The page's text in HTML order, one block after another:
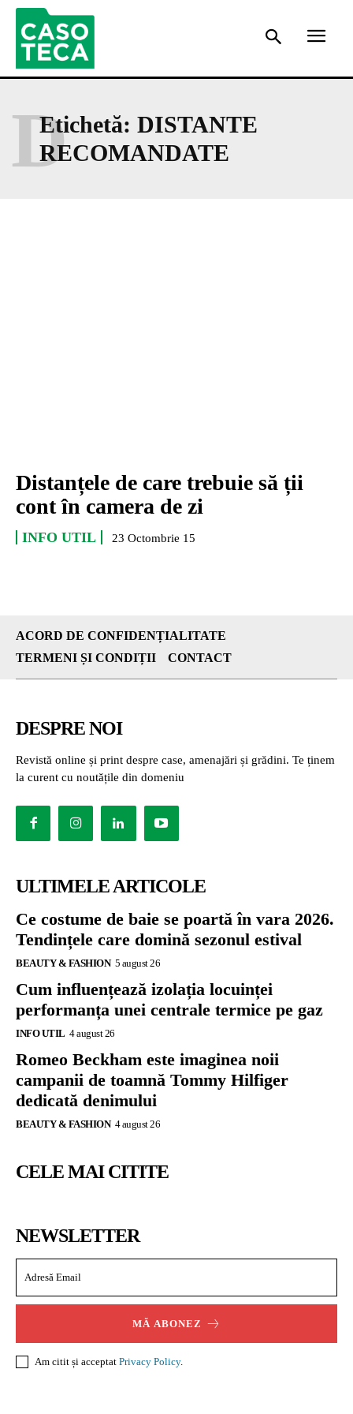
Etichetă: DISTANTE
RECOMANDATE
D
Distanțele de care trebuie să ții
cont în camera de zi
INFO UTIL 23 Octombrie 15
ACORD DE CONFIDENȚIALITATE
TERMENI ȘI CONDIȚII
CONTACT
DESPRE NOI
Revistă online și print despre case, amenajări și grădini. Te ținem
la curent cu noutățile din domeniu
ULTIMELE ARTICOLE
Ce costume de baie se poartă în vara 2026.
Tendințele care domină sezonul estival
BEAUTY & FASHION 5 august 26
Cum influențează izolația locuinței
performanța unei centrale termice pe gaz
INFO UTIL 4 august 26
Romeo Beckham este imaginea noii
campanii de toamnă Tommy Hilfiger
dedicată denimului
BEAUTY & FASHION 4 august 26
CELE MAI CITITE
NEWSLETTER
MĂ ABONEZ
Am citit și acceptat Privacy Policy.